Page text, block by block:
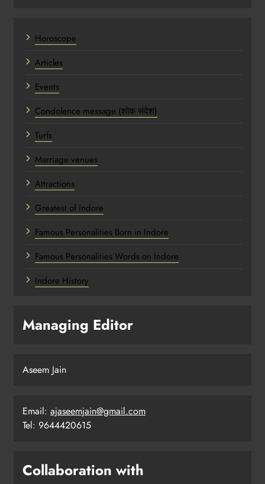
Horoscope
Articles
Events
Condolence message (शोक संदेश)
Turfs
Marriage venues
Attractions
Greatest of Indore
Famous Personalities Born in Indore
Famous Personalities Words on Indore
Indore History
Managing Editor
Aseem Jain
Email: ajaseemjain@gmail.com
Tel: 9644420615
Collaboration with